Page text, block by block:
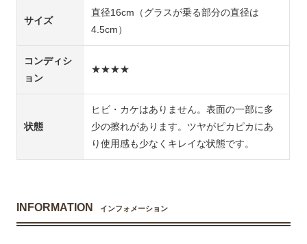
サイズ
直径16cm（グラスが乗る部分の直径は
4.5cm）
コンディシ
ョン
★★★★
状態
ヒビ・カケはありません。表面の一部に多
少の擦れがあります。ツヤがピカピカにあ
り使用感も少なくキレイな状態です。
INFORMATION インフォメーション